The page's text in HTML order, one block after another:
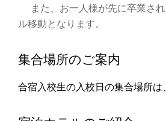
また、お一人様が先に卒業さ
ル移動となります。
集合場所のご案内
合宿入校生の入校日の集合場所は、